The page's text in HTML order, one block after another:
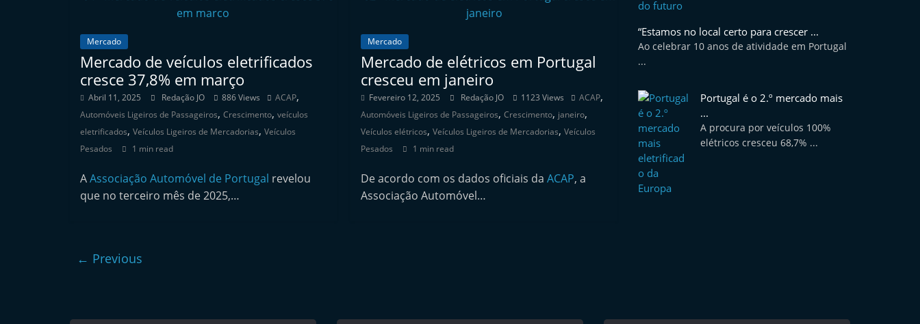
e
Mercado
Mercado de veículos eletrificados
cresce 37,8% em março
Abril 11, 2025 Redação JO 886 Views ACAP,
Automóveis Ligeiros de Passageiros, Crescimento, veículos
eletrificados, Veículos Ligeiros de Mercadorias, Veículos
Pesados
1 min read
AAssociação Automóvel de Portugal revelou
que no terceiro mês de 2025,…
Mercado
Mercado de elétricos em Portugal
cresceu em janeiro
Fevereiro 12, 2025 Redação JO 1123 Views ACAP,
Automóveis Ligeiros de Passageiros,Crescimento, janeiro,
Veículos elétricos,Veículos Ligeiros de Mercadorias,Veículos
Pesados
1 min read
De acordo com os dados oficiais daACAP, a
Associação Automóvel…
← Previous
“Estamos no local certo para crescer ...
Ao celebrar 10 anos de atividade em Portugal
...
Portugal é o 2.º mercado mais
...
A procura por veículos 100%
elétricos cresceu 68,7% ...